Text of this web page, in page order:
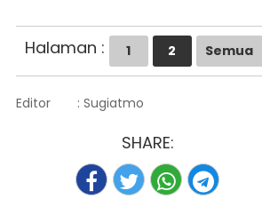
Halaman : 1 2 Semua
Editor : Sugiatmo
SHARE: